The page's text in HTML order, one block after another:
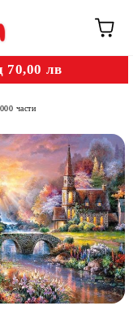
70,00 лв
части